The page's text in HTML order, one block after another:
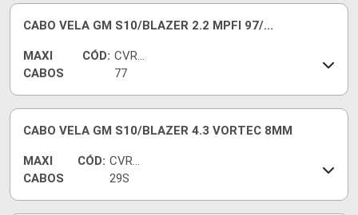
CABO VELA GM S10/BLAZER 2.2 MPFI 97/...
MAXI
CABOS
CÓD: CVRG
77
CABO VELA GM S10/BLAZER 4.3 VORTEC 8MM
MAXI
CABOS
CÓD: CVR94
29S